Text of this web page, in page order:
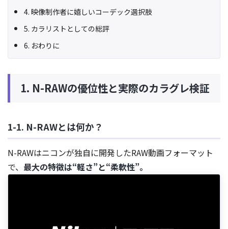
4. 映像制作者に嬉しいコーデック選択肢
5. カラリストとしての総評
6. おわりに
1. N-RAWの優位性と実際のカラグレ検証
1-1. N-RAWとは何か？
N-RAWはニコンが独自に開発したRAW動画フォーマット
で、 最大の特徴は“軽さ”と“柔軟性”。